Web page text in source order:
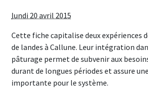
lundi 20 avril 2015
Cette fiche capitalise deux expériences
de landes à Callune. Leur intégration
pâturage permet de subvenir aux
durant de longues périodes et assure
importante pour le système.